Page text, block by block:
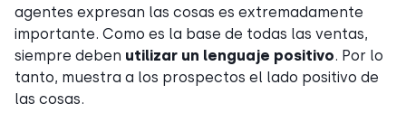
agentes expresan las cosas es extremadamente
importante. Como es la base de todas las ventas,
siempre deben utilizar un lenguaje positivo. Por lo
tanto, muestra a los prospectos el lado positivo de
las cosas.